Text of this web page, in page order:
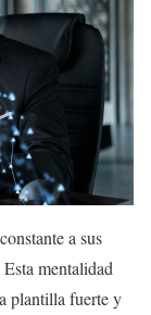
a sus
mentalidad
plantilla fuerte y